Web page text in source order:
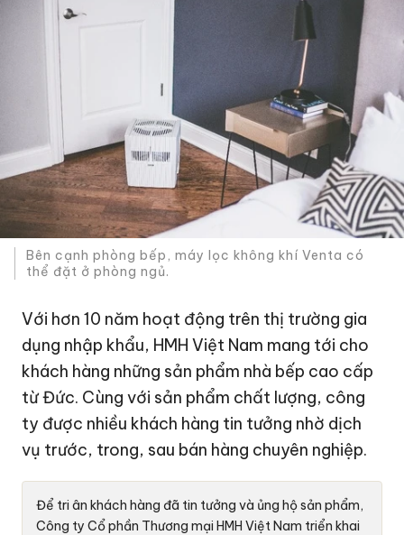
Bên cạnh phòng bếp, máy lọc không khí Venta có
thể đặt ở phòng ngủ.
Với hơn 10 năm hoạt động trên thị trường gia
dụng nhập khẩu, HMH Việt Nam mang tới cho
khách hàng những sản phẩm nhà bếp cao cấp
từ Đức. Cùng với sản phẩm chất lượng, công
ty được nhiều khách hàng tin tưởng nhờ dịch
vụ trước, trong, sau bán hàng chuyên nghiệp.
Để tri ân khách hàng đã tin tưởng và ủng hộ sản phẩm,
Công ty Cổ phần Thương mại HMH Việt Nam triển khai